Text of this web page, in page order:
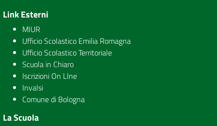
Link Esterni
MIUR
Ufficio Scolastico Emilia Romagna
Ufficio Scolastico Territoriale
Scuola in Chiaro
Iscrizioni On LIne
Invalsi
Comune di Bologna
La Scuola